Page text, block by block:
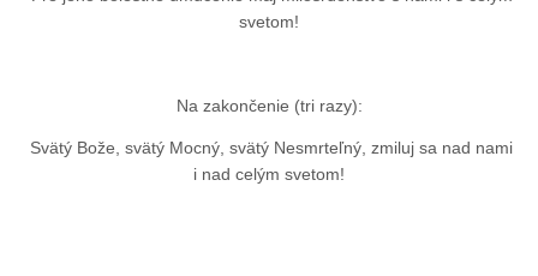
svetom!
Na zakončenie (tri razy):
Svätý Bože, svätý Mocný, svätý Nesmrteľný, zmiluj sa nad nami
i nad celým svetom!